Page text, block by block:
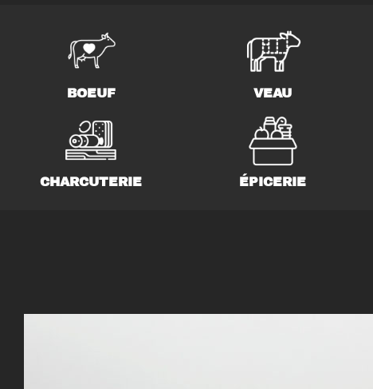
BOEUF VEAU
CHARCUTERIE ÉPICERIE